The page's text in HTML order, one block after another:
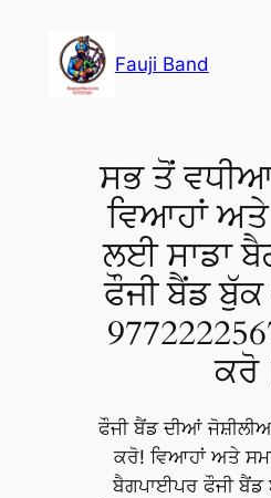
Fauji Band
ਸਭ ਤੋਂ
ਵਿਆਹਾਂ ਅਤੇ
ਲਈ ਸਾਡਾ
ਫੌਜੀ ਬੈਂਡ
ਫੌਜੀ ਬੈਂਡ ਦੀਆਂ
ਕਰੋ! ਵਿਆਹਾਂ ਅਤੇ
ਬੈਗਪਾਈਪਰ ਫੌਜੀ